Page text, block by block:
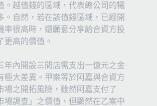
。越值錢的區域，代表總公司的犧
。自然，若在該值錢區域，已經開
率很高時，還願意分享給合資方投
更高的價值。
年內開設三間店需支出一億元之金
極大差異。甲案等於阿嘉與合資方
場之開拓風險，雖然阿嘉支付了
場調查」之價值，但顯然在乙案中